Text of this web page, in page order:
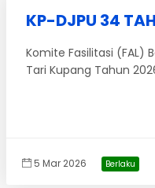
KP-DJPU 34
Komite Fasilitasi (FAL)
Tari Kupang Tahun
5 Mar 2026 Berlaku